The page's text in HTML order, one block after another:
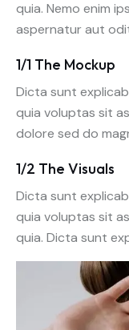
quia. Nemo enim
aspernatur aut
1/1 The Mockup
Dicta sunt
quia voluptas sit
dolore sed do
1/2 The Visuals
Dicta sunt
quia voluptas sit
quia. Dicta sunt